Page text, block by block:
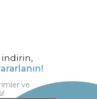
indirin,
ve